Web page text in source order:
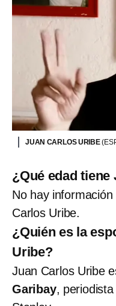
JUAN CARLOS URIBE
¿Qué edad
No hay
Carlos Uribe.
¿Quién es la
Uribe?
Juan Carlos Uribe
Garibay,